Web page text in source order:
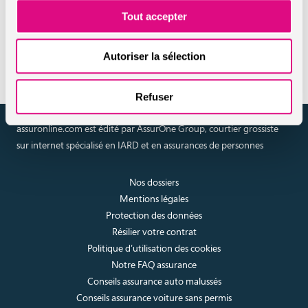
Tout accepter
Autoriser la sélection
Refuser
Découvrez sans plus attendrenos offres pour l’assurance
habitation et l’assurance scolaire!
assuronline.com est édité par AssurOne Group, courtier grossiste
sur internet spécialisé en IARD et en assurances de personnes
Nos dossiers
Mentions légales
Protection des données
Résilier votre contrat
Politique d’utilisation des cookies
Notre FAQ assurance
Conseils assurance auto malussés
Conseils assurance voiture sans permis